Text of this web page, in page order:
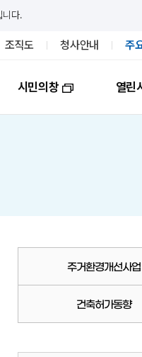
니다.
조직도 청사안내 주
시민의창 열린
주거환경개선사업
건축허가동향